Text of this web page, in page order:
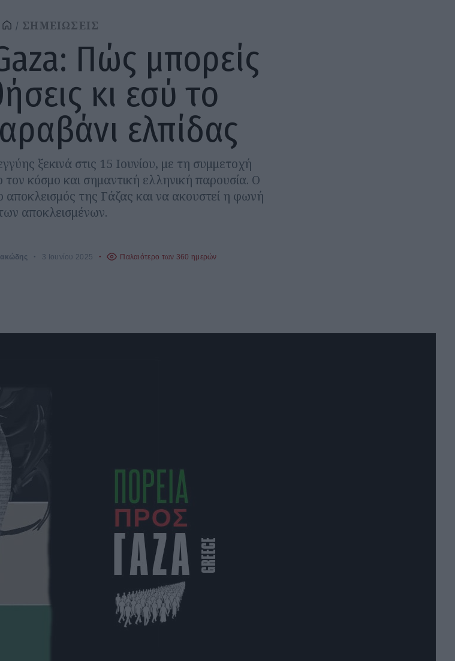
ΣΗΜΕΙΩΣΕΙΣ
Πώς μπορείς
κι εσύ το
ελπίδας
ξεκινά στις 15 Ιουνίου, με τη συμμετοχή
τον κόσμο και σημαντική ελληνική παρουσία. Ο
αποκλεισμός της Γάζας και να ακουστεί η φωνή
αποκλεισμένων.
3 Ιουνίου 2025 Παλαιότερο των 360 ημερών